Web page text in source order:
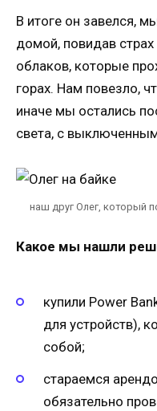
В итоге он завелся,
домой, повидав
облаков, которые
горах. Нам повезло,
иначе мы остались
света, с
наш друг Олег, который
Какое мы нашли
купили Power
для устройств),
собой;
стараемся
обязательно